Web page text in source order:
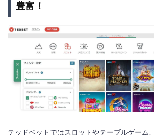
豊富！
テッドベットではスロットやテーブルゲーム